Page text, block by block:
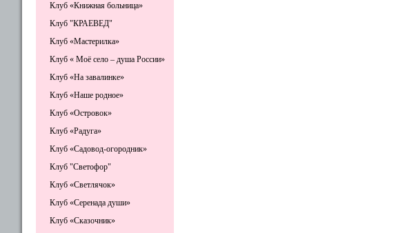
Клуб «Книжная больница»
Клуб "КРАЕВЕД"
Клуб «Мастерилка»
Клуб « Моё село – душа России»
Клуб «На завалинке»
Клуб «Наше родное»
Клуб «Островок»
Клуб «Радуга»
Клуб «Садовод-огородник»
Клуб "Светофор"
Клуб «Светлячок»
Клуб «Серенада души»
Клуб «Сказочник»